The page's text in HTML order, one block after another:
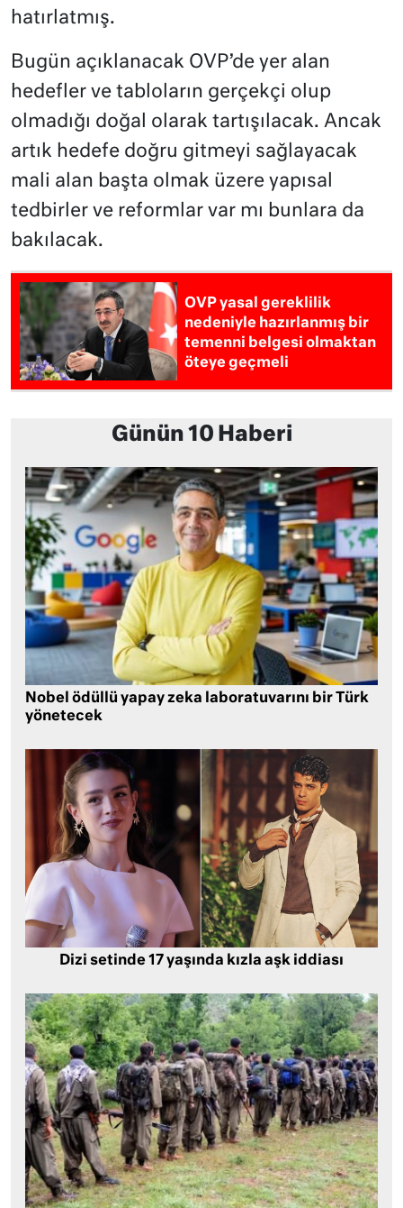
hatırlatmış.
Bugün açıklanacak OVP’de yer alan
hedefler ve tabloların gerçekçi olup
olmadığı doğal olarak tartışılacak. Ancak
artık hedefe doğru gitmeyi sağlayacak
mali alan başta olmak üzere yapısal
tedbirler ve reformlar var mı bunlara da
bakılacak.
OVP yasal gereklilik
nedeniyle hazırlanmış bir
temenni belgesi olmaktan
öteye geçmeli
Günün 10 Haberi
Nobel ödüllü yapay zeka laboratuvarını bir Türk
yönetecek
Dizi setinde 17 yaşında kızla aşk iddiası